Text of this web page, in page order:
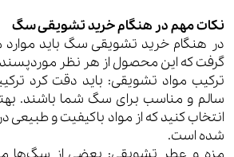
نکات مهم در هنگام خرید تشویقی سگ
در هنگام خرید تشویقی سگ باید موارد
گرفت که این محصول از هر نظر
ترکیب مواد تشویقی: باید دقت کرد
سالم و مناسب برای سگ شما باشند.
انتخاب کنید که از مواد باکیفیت و طبیعی
شده است.